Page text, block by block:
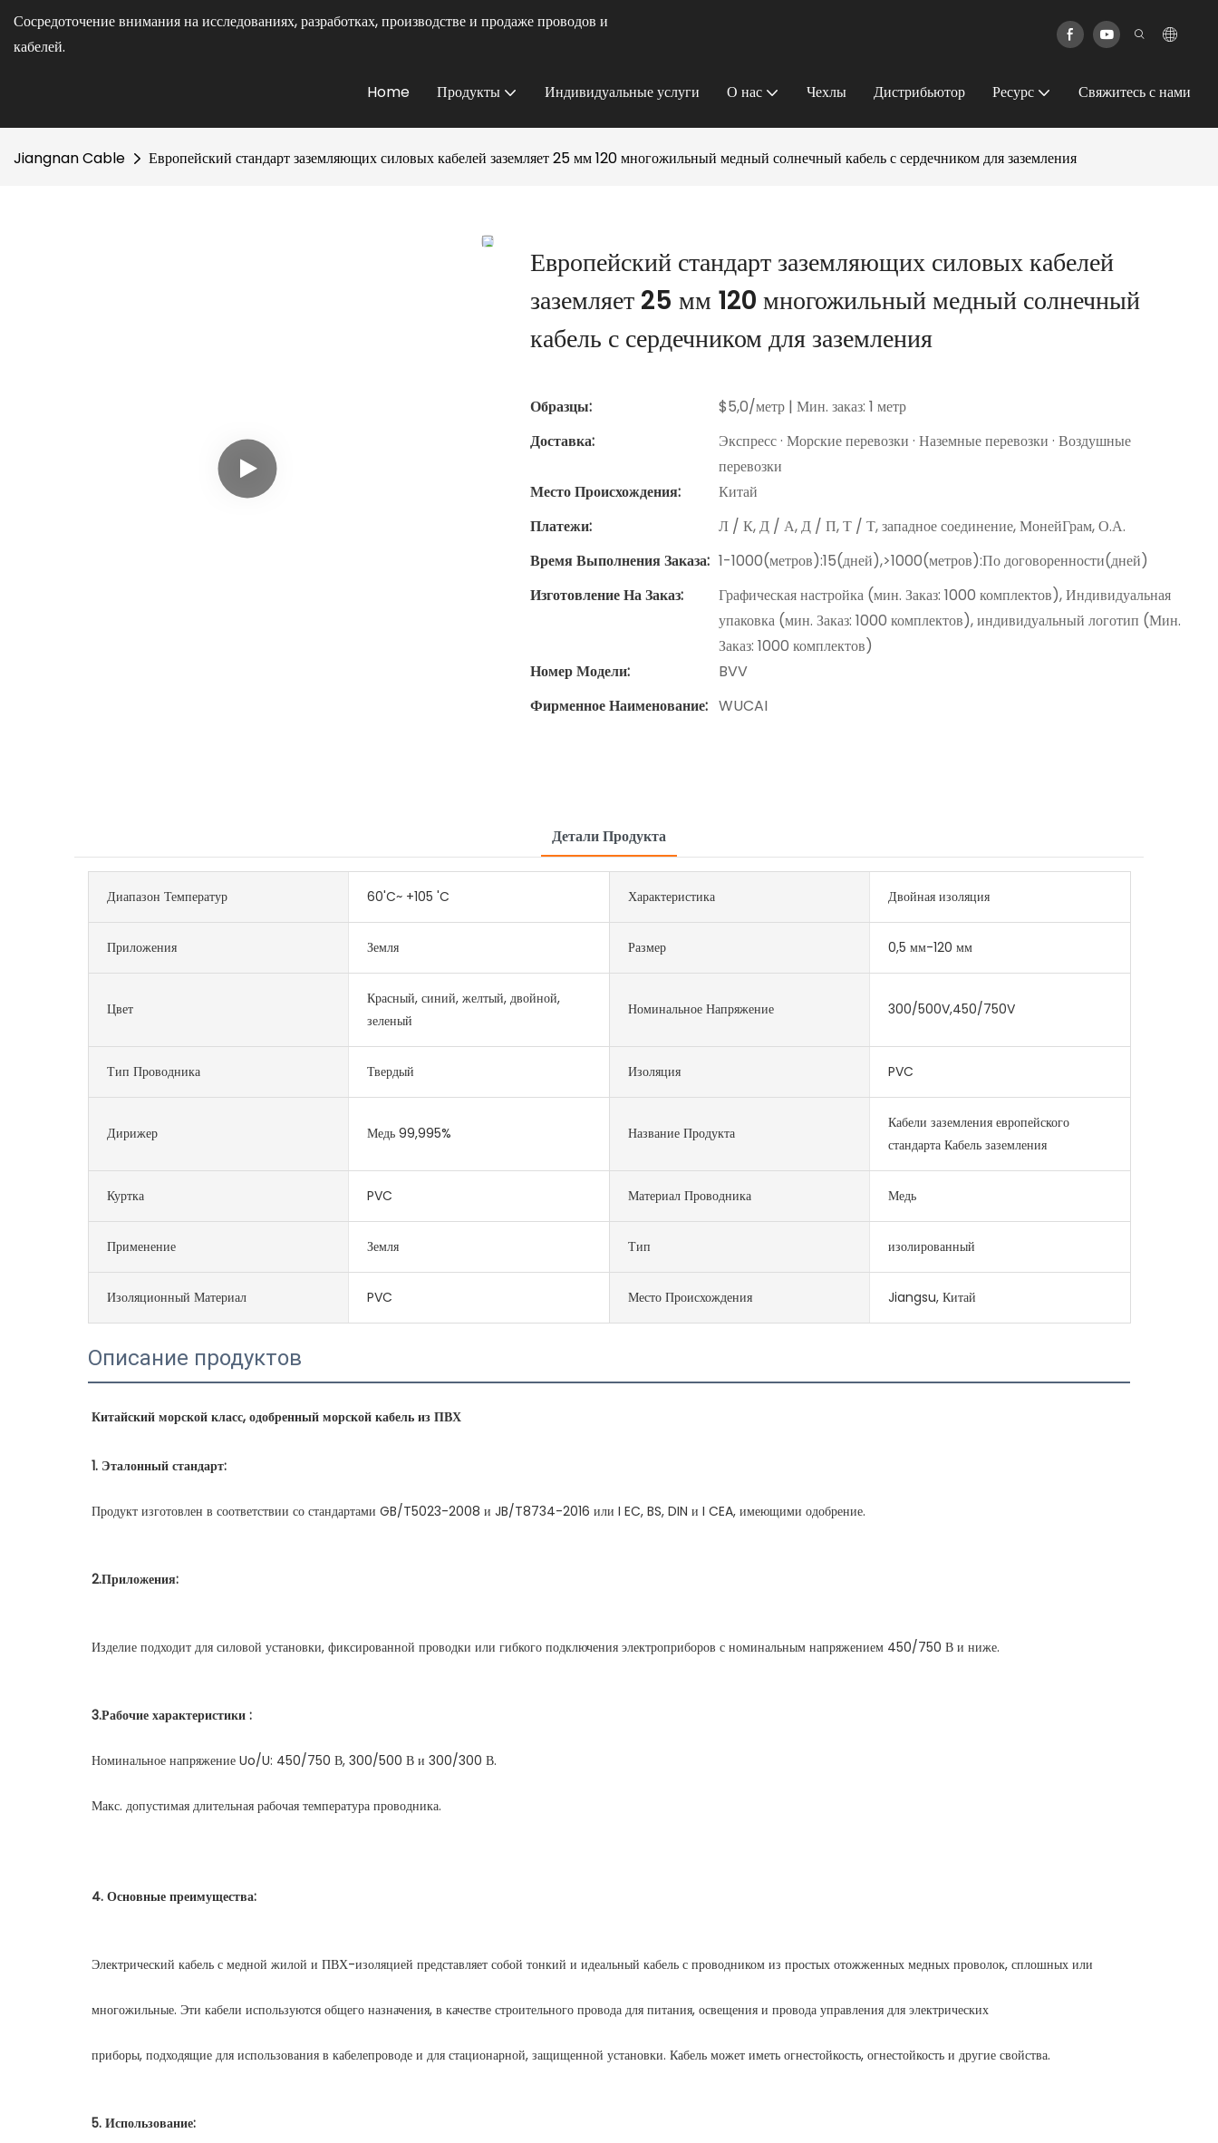
Сосредоточение внимания на исследованиях, разработках, производстве и продаже проводов и
кабелей.
Home Продукты Индивидуальные услуги О нас Чехлы Дистрибьютор Ресурс Свяжитесь с нами
Jiangnan Cable Европейский стандарт заземляющих силовых кабелей заземляет 25 мм 120 многожильный медный солнечный кабель с сердечником для заземления
Европейский стандарт заземляющих силовых кабелей
заземляет 25 мм 120 многожильный медный солнечный
кабель с сердечником для заземления
Образцы:
$5,0/метр | Мин. заказ: 1 метр
Доставка:
Экспресс · Морские перевозки · Наземные перевозки · Воздушные
перевозки
Место Происхождения:
Китай
Платежи:
Л / К, Д / А, Д / П, Т / Т, западное соединение, МонейГрам, О.А.
Время Выполнения Заказа: 1-1000(метров):15(дней),>1000(метров):По договоренности(дней)
Изготовление На Заказ:
Графическая настройка (мин. Заказ: 1000 комплектов), Индивидуальная
упаковка (мин. Заказ: 1000 комплектов), индивидуальный логотип (Мин.
Заказ: 1000 комплектов)
Номер Модели:
BVV
Фирменное Наименование: WUCAI
Детали Продукта
Диапазон Температур 60'C~ +105 'C Характеристика Двойная изоляция
Приложения Земля Размер 0,5 мм-120 мм
Цвет
Красный, синий, желтый, двойной,
зеленый
Номинальное Напряжение 300/500V,450/750V
Тип Проводника Твердый Изоляция PVC
Дирижер Медь 99,995% Название Продукта
Кабели заземления европейского
стандарта Кабель заземления
Куртка PVC Материал Проводника Медь
Применение Земля Тип изолированный
Изоляционный Материал PVC Место Происхождения Jiangsu, Китай
Описание продуктов